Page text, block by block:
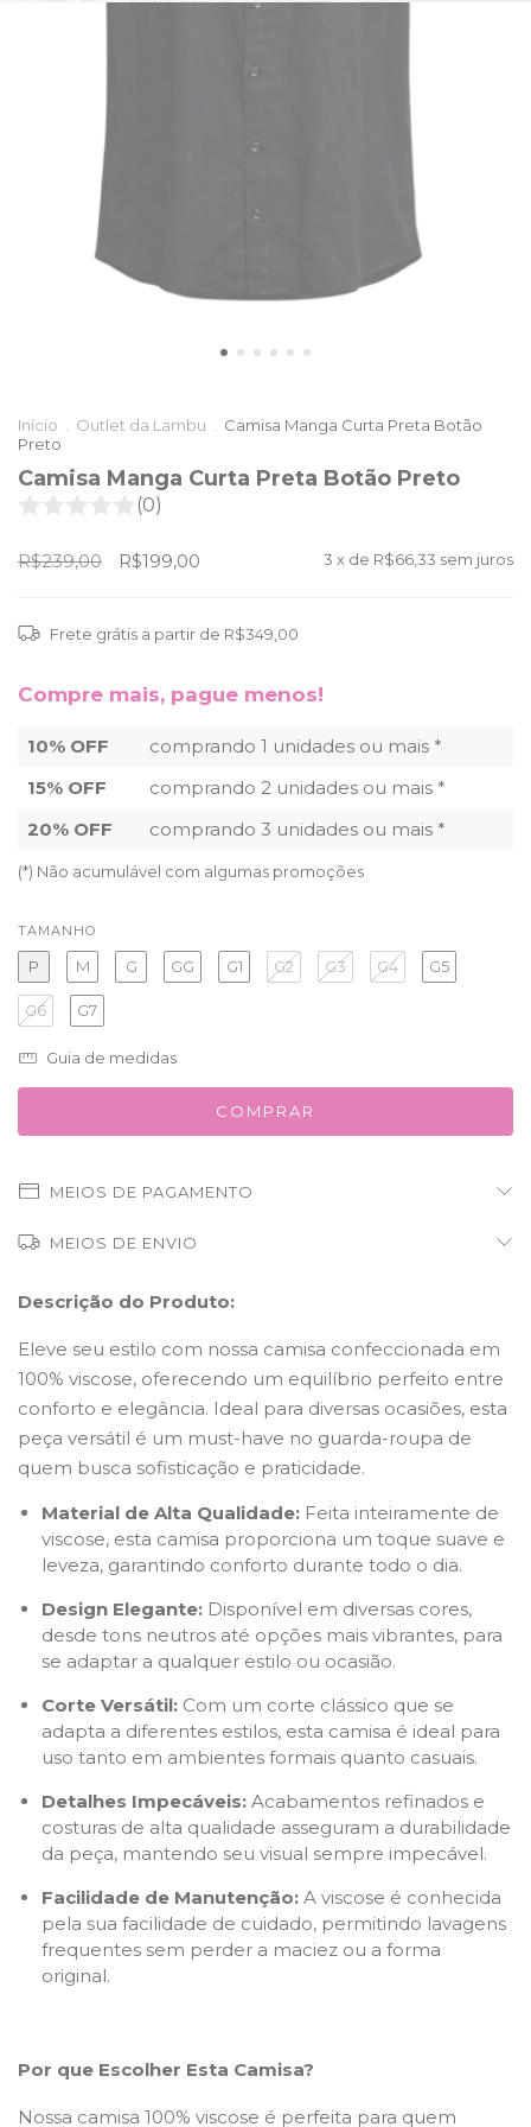
Início Outlet da Lambu
Camisa Manga Curta Preta Botão
Preto
Camisa Manga Curta Preta Botão Preto
(0)
R$239,00 R$199,00 3 x de R$66,33 sem juros
Frete grátis a partir de R$349,00
Compre mais, pague menos!
10% OFF
comprando 1 unidades ou mais *
15% OFF
comprando 2 unidades ou mais *
20% OFF
comprando 3 unidades ou mais *
(*) Não acumulável com algumas promoções
TAMANHO
P M G GG G1 G2 G3 G4 G5
G6 G7
Guia de medidas
MEIOS DE PAGAMENTO
MEIOS DE ENVIO
Descrição do Produto:
Eleve seu estilo com nossa camisa confeccionada em
100% viscose, oferecendo um equilíbrio perfeito entre
conforto e elegância. Ideal para diversas ocasiões, esta
peça versátil é um must-have no guarda-roupa de
quem busca sofisticação e praticidade.
Material de Alta Qualidade: Feita inteiramente de
viscose, esta camisa proporciona um toque suave e
leveza, garantindo conforto durante todo o dia.
Design Elegante: Disponível em diversas cores,
desde tons neutros até opções mais vibrantes, para
se adaptar a qualquer estilo ou ocasião.
Corte Versátil: Com um corte clássico que se
adapta a diferentes estilos, esta camisa é ideal para
uso tanto em ambientes formais quanto casuais.
Detalhes Impecáveis: Acabamentos refinados e
costuras de alta qualidade asseguram a durabilidade
da peça, mantendo seu visual sempre impecável.
Facilidade de Manutenção: A viscose é conhecida
pela sua facilidade de cuidado, permitindo lavagens
frequentes sem perder a maciez ou a forma
original.
Por que Escolher Esta Camisa?
Nossa camisa 100% viscose é perfeita para quem